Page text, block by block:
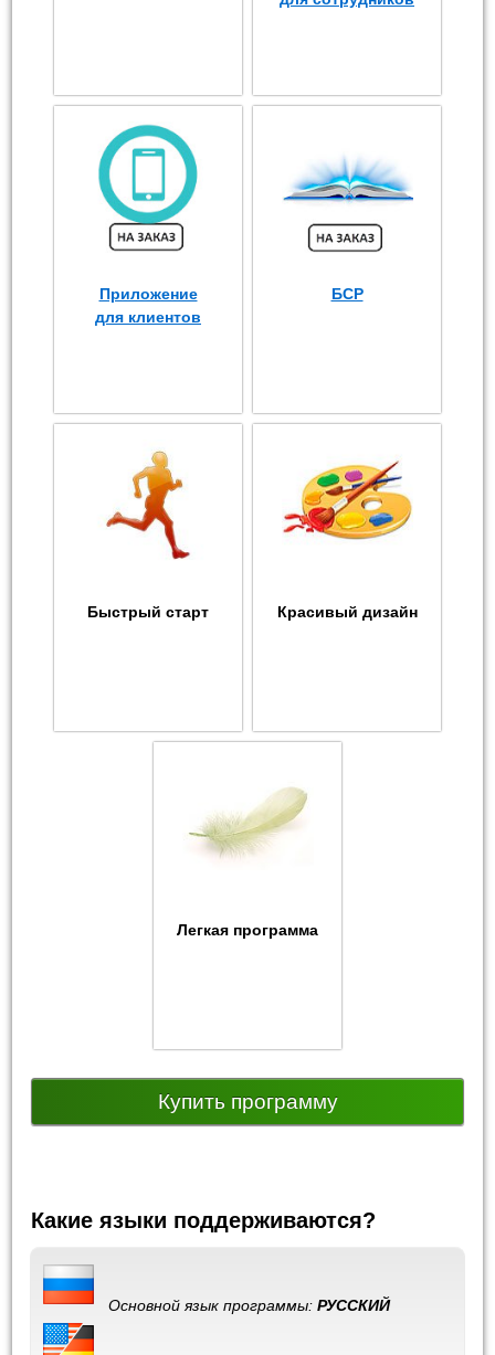
Приложение
для клиентов
БСР
Быстрый старт Красивый дизайн
Легкая программа
Купить программу
Какие языки поддерживаются?
Основной язык программы:РУССКИЙ